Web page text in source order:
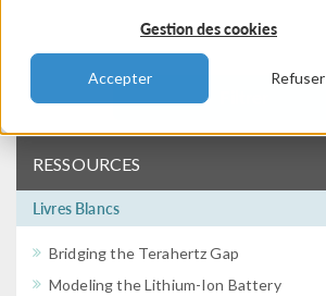
Gestion des cookies
Accepter Refuser
Filtrer par conférence
RESSOURCES
Livres Blancs
Bridging the Terahertz Gap
Modeling the Lithium-Ion Battery